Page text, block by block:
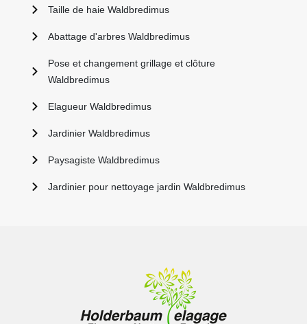
Taille de haie Waldbredimus
Abattage d'arbres Waldbredimus
Pose et changement grillage et clôture
Waldbredimus
Elagueur Waldbredimus
Jardinier Waldbredimus
Paysagiste Waldbredimus
Jardinier pour nettoyage jardin Waldbredimus